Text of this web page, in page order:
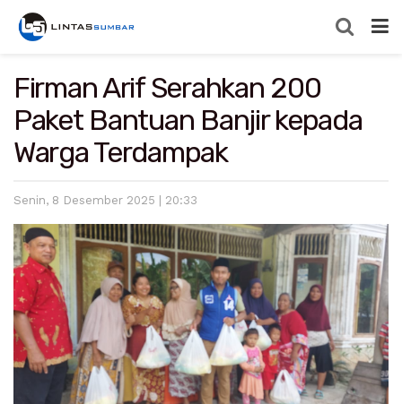
Firman Arif Serahkan 200
Paket Bantuan Banjir kepada
Warga Terdampak
Senin, 8 Desember 2025 | 20:33